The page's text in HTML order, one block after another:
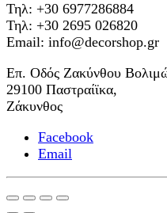
Τηλ: +30 6977286884
Τηλ: +30 2695 026820
Email: info@decorshop.gr
Επ. Οδός Ζακύνθου
29100 Παστραίϊκα,
Ζάκυνθος
Facebook
Email